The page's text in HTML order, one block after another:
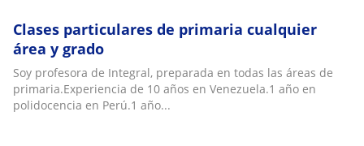
Clases particulares de primaria cualquier
área y grado
Soy profesora de Integral, preparada en todas las áreas de
primaria.Experiencia de 10 años en Venezuela.1 año en
polidocencia en Perú.1 año...